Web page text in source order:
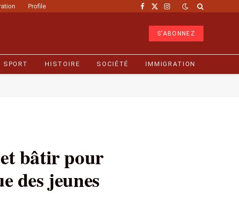
Profile Facebook
X
Instagram
S'ABONNEZ
SPORT HISTOIRE SOCIÉTÉ IMMIGRATION
bâtir pour
des jeunes